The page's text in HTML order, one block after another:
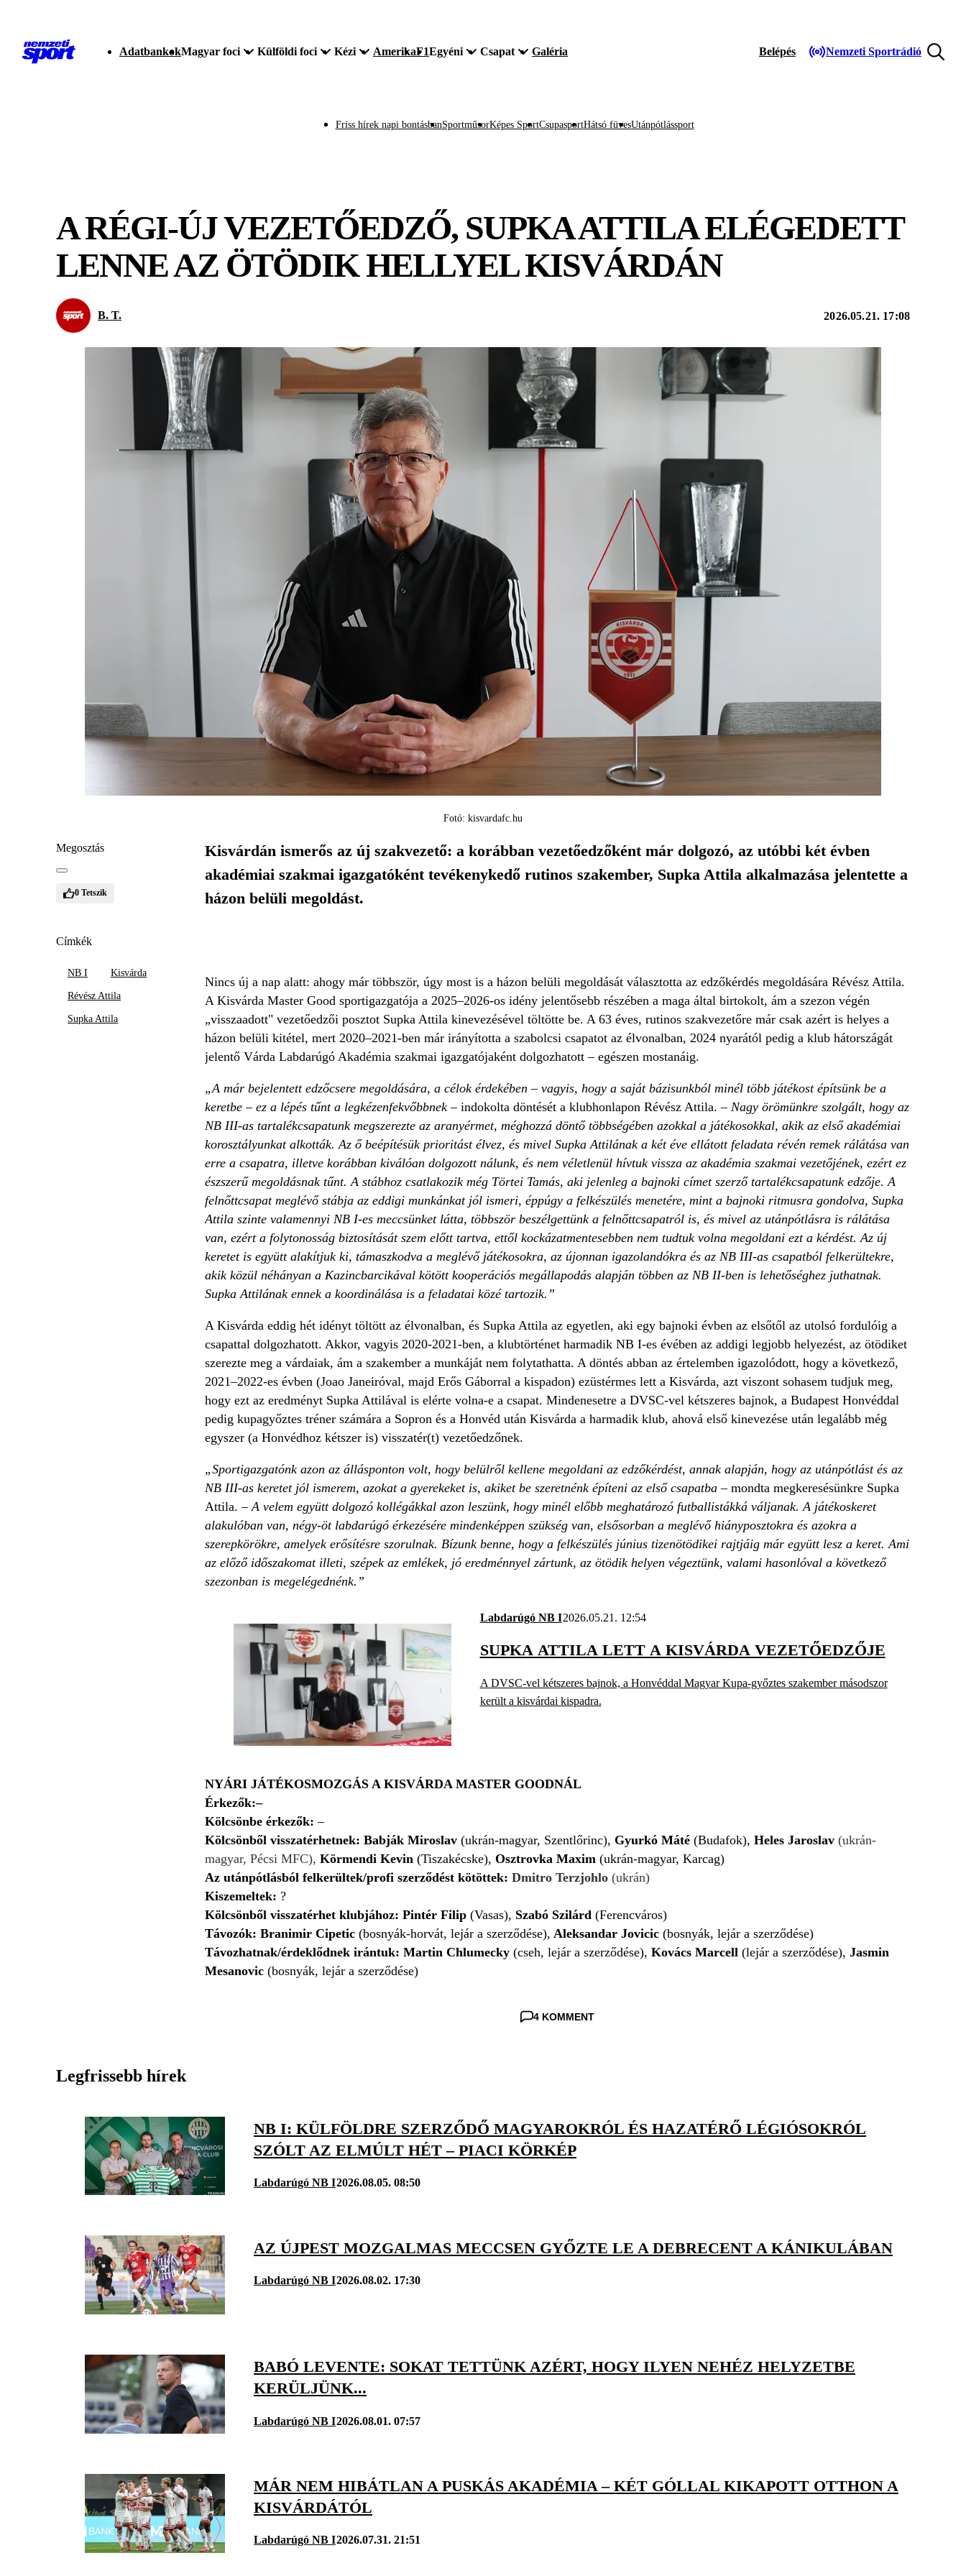
AdatbankokMagyar foci Külföldi foci Kézi AmerikaF1Egyéni Csapat Galéria Belépés Nemzeti Sportrádió
Friss hírek napi bontásbanSportműsorKépes SportCsupasportHátsó füvesUtánpótlássport
A RÉGI-ÚJ VEZETŐEDZŐ, SUPKA ATTILA ELÉGEDETT
LENNE AZ ÖTÖDIK HELLYEL KISVÁRDÁN
B. T. 2026.05.21. 17:08
Fotó: kisvardafc.hu
Megosztás
0 Tetszik
Címkék
NB I Kisvárda
Révész Attila
Supka Attila
Kisvárdán ismerős az új szakvezető: a korábban vezetőedzőként már dolgozó, az utóbbi két évben
akadémiai szakmai igazgatóként tevékenykedő rutinos szakember, Supka Attila alkalmazása jelentette a
házon belüli megoldást.
Nincs új a nap alatt: ahogy már többször, úgy most is a házon belüli megoldását választotta az edzőkérdés megoldására Révész Attila.
A Kisvárda Master Good sportigazgatója a 2025–2026-os idény jelentősebb részében a maga által birtokolt, ám a szezon végén
„visszaadott" vezetőedzői posztot Supka Attila kinevezésével töltötte be. A 63 éves, rutinos szakvezetőre már csak azért is helyes a
házon belüli kitétel, mert 2020–2021-ben már irányította a szabolcsi csapatot az élvonalban, 2024 nyarától pedig a klub hátországát
jelentő Várda Labdarúgó Akadémia szakmai igazgatójaként dolgozhatott – egészen mostanáig.
„A már bejelentett edzőcsere megoldására, a célok érdekében – vagyis, hogy a saját bázisunkból minél több játékost építsünk be a
keretbe – ez a lépés tűnt a legkézenfekvőbbnek– indokolta döntését a klubhonlapon Révész Attila.– Nagy örömünkre szolgált, hogy az
NB III-as tartalékcsapatunk megszerezte az aranyérmet, méghozzá döntő többségében azokkal a játékosokkal, akik az első akadémiai
korosztályunkat alkották. Az ő beépítésük prioritást élvez, és mivel Supka Attilának a két éve ellátott feladata révén remek rálátása van
erre a csapatra, illetve korábban kiválóan dolgozott nálunk, és nem véletlenül hívtuk vissza az akadémia szakmai vezetőjének, ezért ez
észszerű megoldásnak tűnt. A stábhoz csatlakozik még Törtei Tamás, aki jelenleg a bajnoki címet szerző tartalékcsapatunk edzője. A
felnőttcsapat meglévő stábja az eddigi munkánkat jól ismeri, éppúgy a felkészülés menetére, mint a bajnoki ritmusra gondolva, Supka
Attila szinte valamennyi NB I-es meccsünket látta, többször beszélgettünk a felnőttcsapatról is, és mivel az utánpótlásra is rálátása
van, ezért a folytonosság biztosítását szem előtt tartva, ettől kockázatmentesebben nem tudtuk volna megoldani ezt a kérdést. Az új
keretet is együtt alakítjuk ki, támaszkodva a meglévő játékosokra, az újonnan igazolandókra és az NB III-as csapatból felkerültekre,
akik közül néhányan a Kazincbarcikával kötött kooperációs megállapodás alapján többen az NB II-ben is lehetőséghez juthatnak.
Supka Attilának ennek a koordinálása is a feladatai közé tartozik.”
A Kisvárda eddig hét idényt töltött az élvonalban, és Supka Attila az egyetlen, aki egy bajnoki évben az elsőtől az utolsó fordulóig a
csapattal dolgozhatott. Akkor, vagyis 2020-2021-ben, a klubtörténet harmadik NB I-es évében az addigi legjobb helyezést, az ötödiket
szerezte meg a várdaiak, ám a szakember a munkáját nem folytathatta. A döntés abban az értelemben igazolódott, hogy a következő,
2021–2022-es évben (Joao Janeiróval, majd Erős Gáborral a kispadon) ezüstérmes lett a Kisvárda, azt viszont sohasem tudjuk meg,
hogy ezt az eredményt Supka Attilával is elérte volna-e a csapat. Mindenesetre a DVSC-vel kétszeres bajnok, a Budapest Honvéddal
pedig kupagyőztes tréner számára a Sopron és a Honvéd után Kisvárda a harmadik klub, ahová első kinevezése után legalább még
egyszer (a Honvédhoz kétszer is) visszatér(t) vezetőedzőnek.
„Sportigazgatónk azon az állásponton volt, hogy belülről kellene megoldani az edzőkérdést, annak alapján, hogy az utánpótlást és az
NB III-as keretet jól ismerem, azokat a gyerekeket is, akiket be szeretnénk építeni az első csapatba– mondta megkeresésünkre Supka
Attila.– A velem együtt dolgozó kollégákkal azon leszünk, hogy minél előbb meghatározó futballistákká váljanak. A játékoskeret
alakulóban van, négy-öt labdarúgó érkezésére mindenképpen szükség van, elsősorban a meglévő hiányposztokra és azokra a
szerepkörökre, amelyek erősítésre szorulnak. Bízunk benne, hogy a felkészülés június tizenötödikei rajtjáig már együtt lesz a keret. Ami
az előző időszakomat illeti, szépek az emlékek, jó eredménnyel zártunk, az ötödik helyen végeztünk, valami hasonlóval a következő
szezonban is megelégednénk.”
Labdarúgó NB I2026.05.21. 12:54
SUPKA ATTILA LETT A KISVÁRDA VEZETŐEDZŐJE
A DVSC-vel kétszeres bajnok, a Honvéddal Magyar Kupa-győztes szakember másodszor
került a kisvárdai kispadra.
NYÁRI JÁTÉKOSMOZGÁS A KISVÁRDA MASTER GOODNÁL
Érkezők:–
Kölcsönbe érkezők: –
Kölcsönből visszatérhetnek: Babják Miroslav(ukrán-magyar, Szentlőrinc), Gyurkó Máté (Budafok), Heles Jaroslav(ukrán-
magyar, Pécsi MFC), Körmendi Kevin (Tiszakécske), Osztrovka Maxim (ukrán-magyar, Karcag)
Az utánpótlásból felkerültek/profi szerződést kötöttek: Dmitro Terzjohlo(ukrán)
Kiszemeltek: ?
Kölcsönből visszatérhet klubjához: Pintér Filip (Vasas), Szabó Szilárd (Ferencváros)
Távozók: Branimir Cipetic (bosnyák-horvát, lejár a szerződése), Aleksandar Jovicic (bosnyák, lejár a szerződése)
Távozhatnak/érdeklődnek irántuk: Martin Chlumecky(cseh, lejár a szerződése), Kovács Marcell (lejár a szerződése), Jasmin
Mesanovic(bosnyák, lejár a szerződése)
4 KOMMENT
Legfrissebb hírek
NB I: KÜLFÖLDRE SZERZŐDŐ MAGYAROKRÓL ÉS HAZATÉRŐ LÉGIÓSOKRÓL
SZÓLT AZ ELMÚLT HÉT – PIACI KÖRKÉP
Labdarúgó NB I2026.08.05. 08:50
AZ ÚJPEST MOZGALMAS MECCSEN GYŐZTE LE A DEBRECENT A KÁNIKULÁBAN
Labdarúgó NB I2026.08.02. 17:30
BABÓ LEVENTE: SOKAT TETTÜNK AZÉRT, HOGY ILYEN NEHÉZ HELYZETBE
KERÜLJÜNK...
Labdarúgó NB I2026.08.01. 07:57
MÁR NEM HIBÁTLAN A PUSKÁS AKADÉMIA – KÉT GÓLLAL KIKAPOTT OTTHON A
KISVÁRDÁTÓL
Labdarúgó NB I2026.07.31. 21:51